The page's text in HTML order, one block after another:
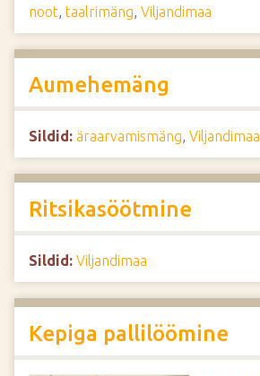
noot, taalrimäng, Viljandimaa
Aumehemäng
Sildid: äraarvamismäng, Viljandimaa
Ritsikasöötmine
Sildid: Viljandimaa
Kepiga pallilöömine